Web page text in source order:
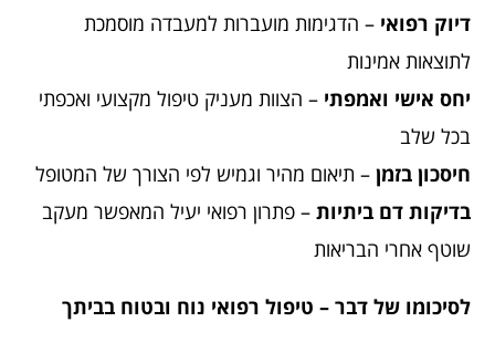
דיוק רפואי – הדגימות מועברות למעבדה מוסמכת
לתוצאות אמינות
יחס אישי ואמפתי – הצוות מעניק טיפול מקצועי ואכפתי
בכל שלב
חיסכון בזמן – תיאום מהיר וגמיש לפי הצורך של המטופל
בדיקות דם ביתיות – פתרון רפואי יעיל המאפשר מעקב
שוטף אחרי הבריאות
לסיכומו של דבר – טיפול רפואי נוח ובטוח בביתך